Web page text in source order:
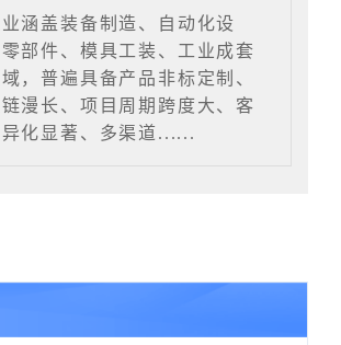
涵盖装备制造、自动化设
部件、模具工装、工业成套
，普遍具备产品非标定制、
漫长、项目周期跨度大、客
化显著、多渠道......